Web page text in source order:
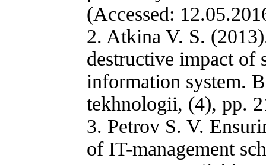
(Accessed:
2. Atkina V. S.
destructive impact of
information system.
tekhnologii, (4), pp.
3. Petrov S. V.
of IT-management